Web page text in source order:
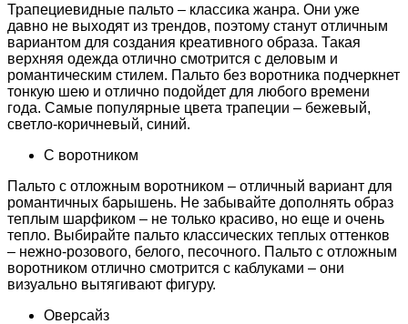
Трапециевидные пальто – классика жанра. Они уже
давно не выходят из трендов, поэтому станут отличным
вариантом для создания креативного образа. Такая
верхняя одежда отлично смотрится с деловым и
романтическим стилем. Пальто без воротника подчеркнет
тонкую шею и отлично подойдет для любого времени
года. Самые популярные цвета трапеции – бежевый,
светло-коричневый, синий.
С воротником
Пальто с отложным воротником – отличный вариант для
романтичных барышень. Не забывайте дополнять образ
теплым шарфиком – не только красиво, но еще и очень
тепло. Выбирайте пальто классических теплых оттенков
– нежно-розового, белого, песочного. Пальто с отложным
воротником отлично смотрится с каблуками – они
визуально вытягивают фигуру.
Оверсайз